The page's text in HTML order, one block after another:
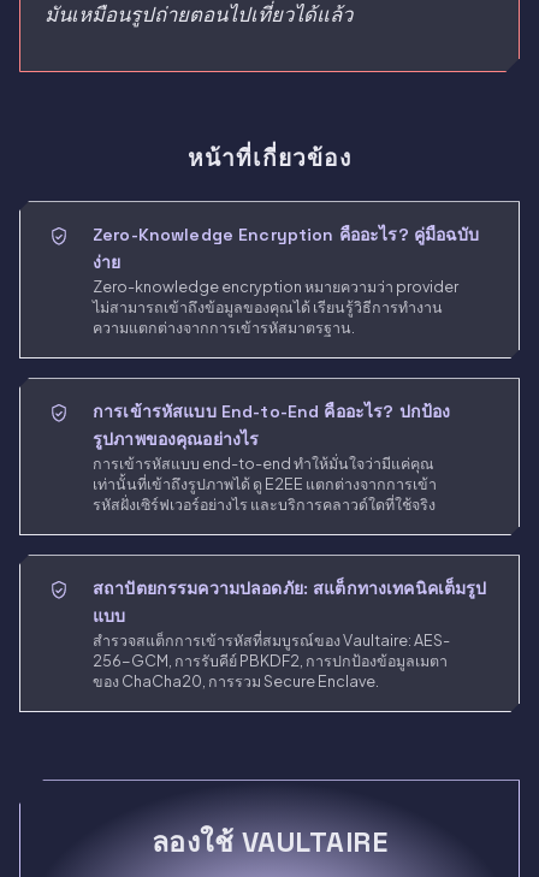
มันเหมือนรูปถ่ายตอนไปเที่ยวได้แล้ว
หน้าที่เกี่ยวข้อง
Zero-Knowledge Encryption คืออะไร? คู่มือฉบับ
ง่าย
Zero-knowledge encryption หมายความว่า provider
ไม่สามารถเข้าถึงข้อมูลของคุณได้ เรียนรู้วิธีการทำงาน
ความแตกต่างจากการเข้ารหัสมาตรฐาน.
การเข้ารหัสแบบ End-to-End คืออะไร? ปกป้อง
รูปภาพของคุณอย่างไร
การเข้ารหัสแบบ end-to-end ทำให้มั่นใจว่ามีแค่คุณ
เท่านั้นที่เข้าถึงรูปภาพได้ ดู E2EE แตกต่างจากการเข้า
รหัสฝั่งเซิร์ฟเวอร์อย่างไร และบริการคลาวด์ใดที่ใช้จริง
สถาปัตยกรรมความปลอดภัย: สแต็กทางเทคนิคเต็มรูป
แบบ
สำรวจสแต็กการเข้ารหัสที่สมบูรณ์ของ Vaultaire: AES-
256-GCM, การรับคีย์ PBKDF2, การปกป้องข้อมูลเมตา
ของ ChaCha20, การรวม Secure Enclave.
ลองใช้ VAULTAIRE